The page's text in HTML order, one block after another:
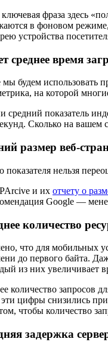
фраза здесь
в фоновом
устройства
среднее время
мы будем использовать
на которой
средний показатель
Сколько на вашем
размер веб-
показателя нельзя
и их отчету о
Google —
количество
что для мобильных
до первого байта.
из них увеличивает
количество запросов
цифры снизились
чтобы количество
задержка